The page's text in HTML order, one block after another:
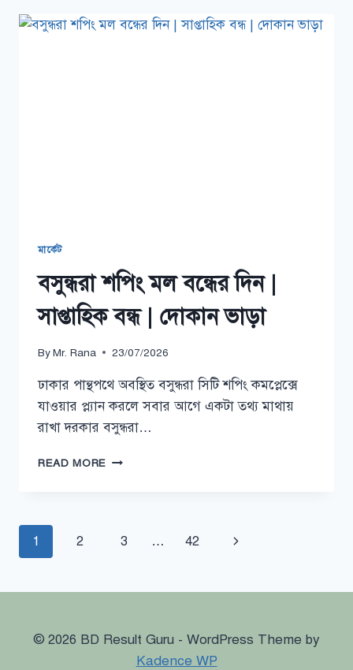
নম্বর
মার্কেট
বসুন্ধরা শপিং মল বন্ধের দিন |
সাপ্তাহিক বন্ধ | দোকান ভাড়া
ByMr. Rana 23/07/2026
ঢাকার পান্থপথে অবস্থিত বসুন্ধরা সিটি শপিং কমপ্লেক্সে
যাওয়ার প্ল্যান করলে সবার আগে একটা তথ্য মাথায়
রাখা দরকার বসুন্ধরা…
READ MORE বসুন্ধরা
|
Page
1 2 3 … 42
Next
© 2026 BD Result Guru - WordPress Theme by
Kadence WP